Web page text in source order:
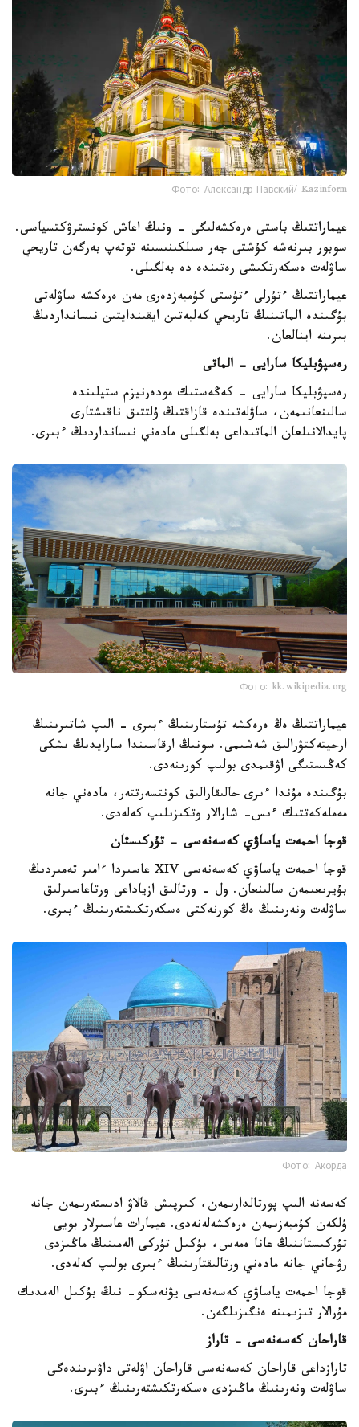
Фото: Александр Павский/ Kazinform
عيماراتتىڭ باستى ەرەكشەلىگى - ونىڭ اعاش كونسترۋكتسياسى.
سوبور بىرنەشە كۇشتى جەر سىلكىنىسىنە توتەپ بەرگەن تاريحي
ساۋلەت ەسكەرتكىشى رەتىندە دە بەلگىلى.
عيماراتتىڭ ءتۇرلى ءتۇستى كۇمبەزدەرى مەن ەرەكشە ساۋلەتى
بۇگىندە الماتىنىڭ تاريحي كەلبەتىن ايقىندايتىن نىسانداردىڭ
بىرىنە اينالعان.
رەسپۋبليكا سارايى - الماتى
رەسپۋبليكا سارايى - كەڭەستىك مودەرنيزم ستيلىندە
سالىنعانىمەن، ساۋلەتىندە قازاقتىڭ ۇلتتىق ناقىشتارى
پايدالانىلعان الماتىداعى بەلگىلى مادەني نىسانداردىڭ ءبىرى.
Фото: kk.wikipedia.org
عيماراتتىڭ ەڭ ەرەكشە تۇستارىنىڭ ءبىرى - الىپ شاتىرىنىڭ
ارحيتەكتۋرالىق شەشىمى. سونىڭ ارقاسىندا سارايدىڭ ىشكى
كەڭىستىگى اۋقىمدى بولىپ كورىنەدى.
بۇگىندە مۇندا ءىرى حالىقارالىق كونتسەرتتەر، مادەني جانە
مەملەكەتتىك ءىس- شارالار وتكىزىلىپ كەلەدى.
قوجا احمەت ياساۋي كەسەنەسى - تۇركىستان
قوجا احمەت ياساۋي كەسەنەسى XIV عاسىردا ءامىر تەمىردىڭ
بۇيرىعىمەن سالىنعان. ول - ورتالىق ازياداعى ورتاعاسىرلىق
ساۋلەت ونەرىنىڭ ەڭ كورنەكتى ەسكەرتكىشتەرىنىڭ ءبىرى.
Фото: Акорда
كەسەنە الىپ پورتالدارىمەن، كىرپىش قالاۋ ادىستەرىمەن جانە
ۇلكەن كۇمبەزىمەن ەرەكشەلەنەدى. عيمارات عاسىرلار بويى
تۇركىستاننىڭ عانا ەمەس، بۇكىل تۇركى الەمىنىڭ ماڭىزدى
رۋحاني جانە مادەني ورتالىقتارىنىڭ ءبىرى بولىپ كەلەدى.
قوجا احمەت ياساۋي كەسەنەسى يۋنەسكو- نىڭ بۇكىل الەمدىك
مۇرالار تىزىمىنە ەنگىزىلگەن.
قاراحان كەسەنەسى - تاراز
تارازداعى قاراحان كەسەنەسى قاراحان اۋلەتى داۋىرىندەگى
ساۋلەت ونەرىنىڭ ماڭىزدى ەسكەرتكىشتەرىنىڭ ءبىرى.